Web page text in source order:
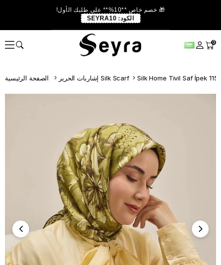
🎁 خصم خاص **10%** على طلبك الأول!
الكود: SEYRA10
0
إشاربات الحرير Silk Scarf